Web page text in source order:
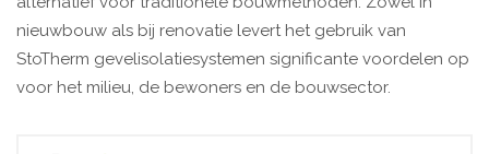
nieuwbouw als bij renovatie levert het gebruik van
StoTherm gevelisolatiesystemen significante voordelen op
voor het milieu, de bewoners en de bouwsector.